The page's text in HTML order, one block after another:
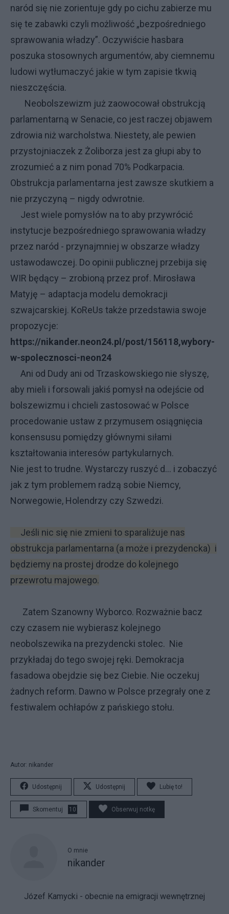
naród się nie zorientuje gdy po cichu zabierze mu
się te zabawki czyli możliwość „bezpośredniego
sprawowania władzy”. Oczywiście hasbara
poszuka stosownych argumentów, aby ciemnemu
ludowi wytłumaczyć jakie w tym zapisie tkwią
nieszczęścia.
Neobolszewizm już zaowocował obstrukcją
parlamentarną w Senacie, co jest raczej objawem
zdrowia niż warcholstwa. Niestety, ale pewien
przystojniaczek z Żoliborza jest za głupi aby to
zrozumieć a z nim ponad 70% Podkarpacia.
Obstrukcja parlamentarna jest zawsze skutkiem a
nie przyczyną – nigdy odwrotnie.
Jest wiele pomysłów na to aby przywrócić
instytucje bezpośredniego sprawowania władzy
przez naród - przynajmniej w obszarze władzy
ustawodawczej. Do opinii publicznej przebija się
WIR będący – zrobioną przez prof. Mirosława
Matyję – adaptacja modelu demokracji
szwajcarskiej. KoReUs także przedstawia swoje
propozycje:
https://nikander.neon24.pl/post/156118,wybory-
w-spolecznosci-neon24
Ani od Dudy ani od Trzaskowskiego nie słyszę,
aby mieli i forsowali jakiś pomysł na odejście od
bolszewizmu i chcieli zastosować w Polsce
procedowanie ustaw z przymusem osiągnięcia
konsensusu pomiędzy głównymi siłami
kształtowania interesów partykularnych.
Nie jest to trudne. Wystarczy ruszyć d… i zobaczyć
jak z tym problemem radzą sobie Niemcy,
Norwegowie, Holendrzy czy Szwedzi.
Jeśli nic się nie zmieni to sparaliżuje nas
obstrukcja parlamentarna (a może i prezydencka) i
będziemy na prostej drodze do kolejnego
przewrotu majowego.
Zatem Szanowny Wyborco. Rozważnie bacz
czy czasem nie wybierasz kolejnego
neobolszewika na prezydencki stolec. Nie
przykładaj do tego swojej ręki. Demokracja
fasadowa obejdzie się bez Ciebie. Nie oczekuj
żadnych reform. Dawno w Polsce przegrały one z
festiwalem ochłapów z pańskiego stołu.
Autor: nikander
Udostępnij Udostępnij Lubię to!
Skomentuj 10 Obserwuj notkę
O mnie
nikander
Józef Kamycki - obecnie na emigracji wewnętrznej